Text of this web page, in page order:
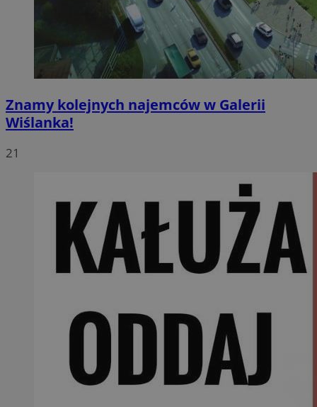
Znamy kolejnych najemców w Galerii
Wiślanka!
21